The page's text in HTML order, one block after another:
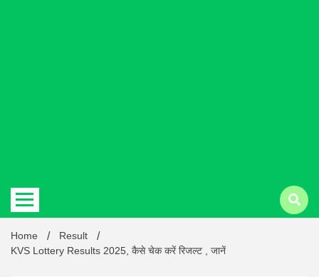
Latest
Home
Result
KVS Lottery Results 2025, कैसे चेक करें रिजल्ट , जानें